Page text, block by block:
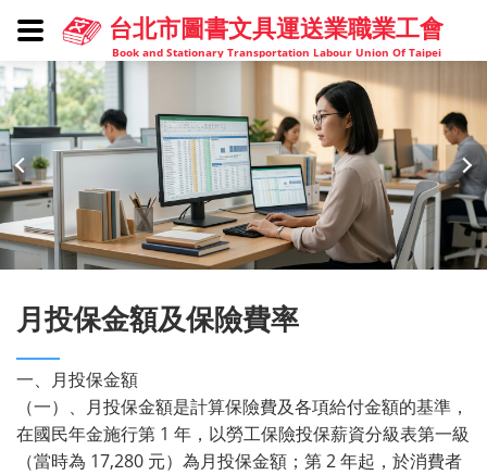
台北市圖書文具運送業職業工會
Book and Stationary Transportation Labour Union Of Taipei
月投保金額及保險費率
一、月投保金額
（一）、月投保金額是計算保險費及各項給付金額的基準，
在國民年金施行第 1 年，以勞工保險投保薪資分級表第一級
（當時為 17,280 元）為月投保金額；第 2 年起，於消費者